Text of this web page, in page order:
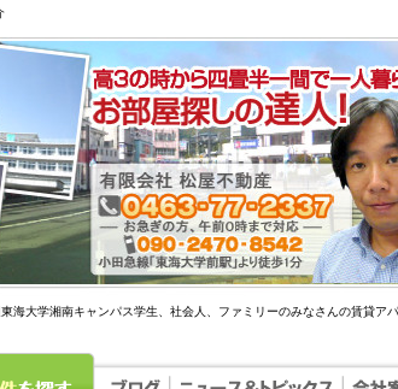
海大学湘南キャンパス学生、社会人、ファミリーのみなさんの賃貸ア